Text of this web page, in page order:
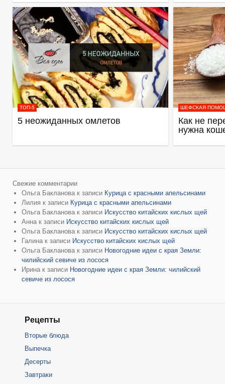
ТОП-5
5 неожиданных омлетов
ШЕФСКАЯ
Как не
нужна
Свежие комментарии
Ольга Бакланова к записи Курица с красными апельсинами
Лилия к записи Курица с красными апельсинами
Ольга Бакланова к записи Искусство китайских кислых щей
Анна к записи Искусство китайских кислых щей
Ольга Бакланова к записи Искусство китайских кислых щей
Галина к записи Искусство китайских кислых щей
Ольга Бакланова к записи Новогодние идеи с края Земли:
чилийский севиче из лосося
Ирина к записи Новогодние идеи с края Земли: чилийский
севиче из лосося
Рецепты
Вторые блюда
Выпечка
Десерты
Завтраки